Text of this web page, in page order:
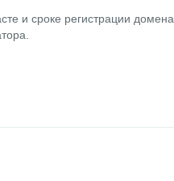
и сроке регистрации домена,